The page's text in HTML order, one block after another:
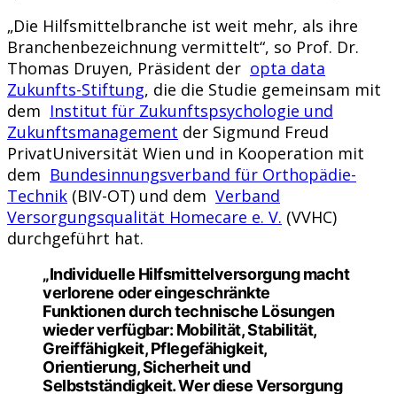
„Die Hilfsmittelbranche ist weit mehr, als ihre
Branchenbezeichnung vermittelt“, so Prof. Dr.
Thomas Druyen, Präsident der opta data
Zukunfts-Stiftung, die die Studie gemeinsam mit
dem Institut für Zukunftspsychologie und
Zukunftsmanagement der Sigmund Freud
PrivatUniversität Wien und in Kooperation mit
dem Bundesinnungsverband für Orthopädie-
Technik (BIV-OT) und dem Verband
Versorgungsqualität Homecare e. V. (VVHC)
durchgeführt hat.
„Individuelle Hilfsmittelversorgung macht
verlorene oder eingeschränkte
Funktionen durch technische Lösungen
wieder verfügbar: Mobilität, Stabilität,
Greiffähigkeit, Pflegefähigkeit,
Orientierung, Sicherheit und
Selbstständigkeit. Wer diese Versorgung